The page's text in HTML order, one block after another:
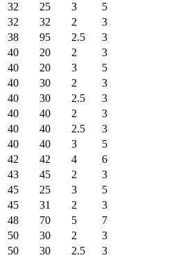
32
25 3
5
32
32 2
3
38
95 2.5
3
40
20 2
3
40
20 3
5
40
30 2
3
40
30 2.5
3
40
40 2
3
40
40 2.5
3
40
40 3
5
42
42 4
6
43
45 2
3
45
25 3
5
45
31 2
3
48
70 5
7
50
30 2
3
50
30 2.5
3